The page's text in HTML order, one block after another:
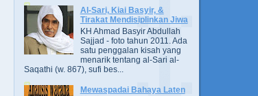
Al-Sari, Kiai Basyir, &
Tirakat Mendisiplinkan Jiwa
KH Ahmad Basyir Abdullah
Sajjad - foto tahun 2011. Ada
satu penggalan kisah yang
menarik tentang al-Sari al-
Saqathi (w. 867), sufi bes...
Mewaspadai Bahaya Laten